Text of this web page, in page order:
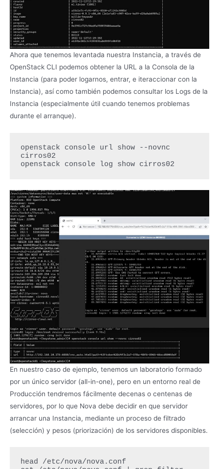
Ahora que tenemos levantada nuestra Instancia, a través de
OpenStack CLI podemos obtener la URL a la Consola de la
Instancia (para poder logarnos, entrar, e iteraccionar con la
Instancia), así como también podemos consultar los Logs de la
Instancia (especialmente útil cuando tenemos problemas
durante el arranque).
openstack console url show --novnc
cirros02
openstack console log show cirros02
En nuestro caso de ejemplo, tenemos un laboratorio formado
por un único servidor (all-in-one), pero en un entorno real de
Producción tendremos fácilmente decenas o centenas de
servidores, por lo que Nova debe decidir en que servidor
arrancar una Instancia, mediante un proceso de filtrado
(selección) y pesos (priorización) de los servidores disponibles.
head /etc/nova/nova.conf